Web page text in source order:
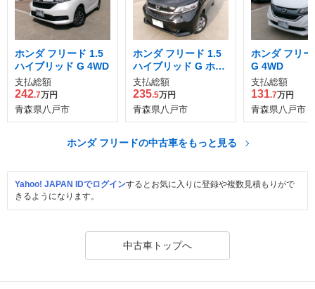
ホンダ フリード 1.5
ハイブリッド G 4WD
支払総額
242.7万円
青森県八戸市
ホンダ フリード 1.5
ハイブリッド G ホン
ダセンシング 4WD
支払総額
235.5万円
青森県八戸市
ホンダ フリ
G 4WD
支払総額
131.7万円
青森県八戸市
ホンダ フリードの中古車をもっと見る
Yahoo! JAPAN IDでログインするとお気に入りに登録や複数見積もりがで
きるようになります。
中古車トップへ